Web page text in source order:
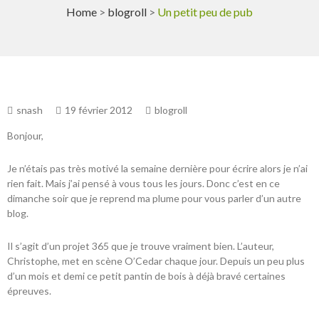
Home > blogroll > Un petit peu de pub
snash 19 février 2012 blogroll
Bonjour,
Je n’étais pas très motivé la semaine dernière pour écrire alors je n’ai
rien fait. Mais j’ai pensé à vous tous les jours. Donc c’est en ce
dimanche soir que je reprend ma plume pour vous parler d’un autre
blog.
Il s’agit d’un projet 365 que je trouve vraiment bien. L’auteur,
Christophe, met en scène O’Cedar chaque jour. Depuis un peu plus
d’un mois et demi ce petit pantin de bois à déjà bravé certaines
épreuves.